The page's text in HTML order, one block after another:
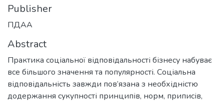
Publisher
ПДАА
Abstract
Практика соціальної відповідальності бізнесу набуває
все більшого значення та популярності. Соціальна
відповідальність завжди пов’язана з необхідністю
додержання сукупності принципів, норм, приписів,